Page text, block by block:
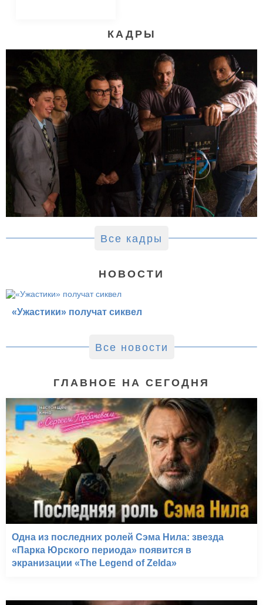
КАДРЫ
Все кадры
НОВОСТИ
«Ужастики» получат сиквел
Все новости
ГЛАВНОЕ НА СЕГОДНЯ
Одна из последних ролей Сэма Нила: звезда
«Парка Юрского периода» появится в
экранизации «The Legend of Zelda»